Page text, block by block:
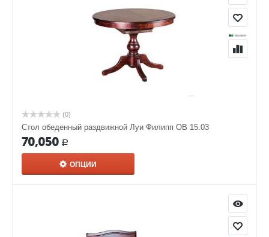
(0)
Стол обеденный раздвижной Луи Филипп ОВ 15.03
70,050 Р
ОПЦИИ